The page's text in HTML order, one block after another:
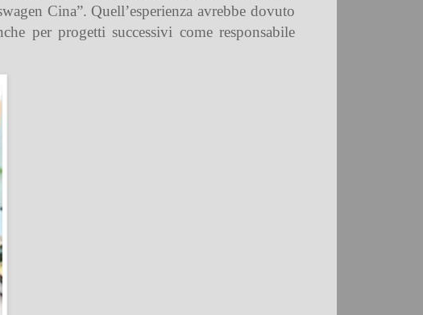
Cina”. Quell’esperienza avrebbe dovuto
per progetti successivi come responsabile